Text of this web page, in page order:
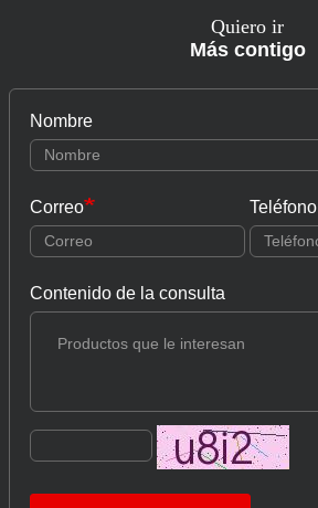
Quiero ir
Más contigo
Nombre
Correo Teléfono
Contenido de la consulta